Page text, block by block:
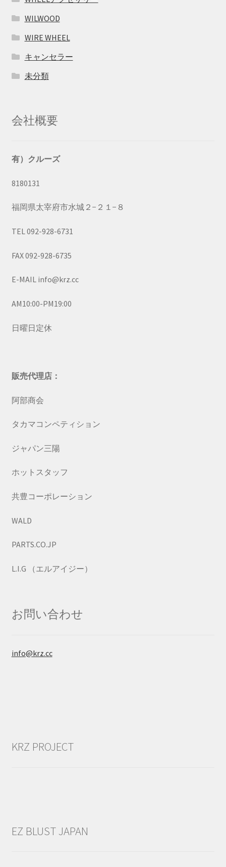
WILWOOD
WIRE WHEEL
キャンセラー
未分類
会社概要
有）クルーズ
8180131
福岡県太宰府市水城２−２１−８
TEL 092-928-6731
FAX 092-928-6735
E-MAIL info@krz.cc
AM10:00-PM19:00
日曜日定休
販売代理店：
阿部商会
タカマコンペティション
ジャパン三陽
ホットスタッフ
共豊コーポレーション
WALD
PARTS.CO.JP
L.I.G （エルアイジー）
お問い合わせ
info@krz.cc
KRZ PROJECT
EZ BLUST JAPAN